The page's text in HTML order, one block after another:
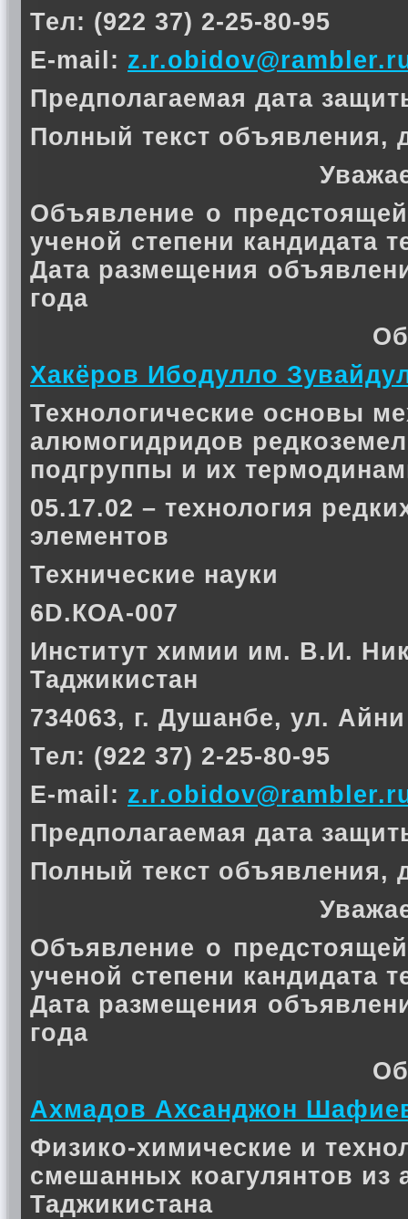
Тел: (922 37) 2-25-80-95
E-mail:
Предполагаемая дата
Полный текст объявления,
Объявление о
ученой степени кандидата
Дата размещения
года
Хакёров Ибодулло
Технологические основы
алюмогидридов
подгруппы и их
05.17.02 – технология
элементов
Технические науки
6D.КОА-007
Институт химии им. В.И.
Таджикистан
734063, г. Душанбе, ул.
Тел: (922 37) 2-25-80-95
E-mail:
Предполагаемая дата
Полный текст объявления,
Объявление о
ученой степени кандидата
Дата размещения
года
Ахмадов Ахсанджон
Физико-химические и
смешанных коагулянтов
Таджикистана